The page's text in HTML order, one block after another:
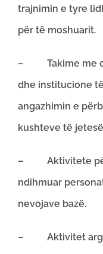
trajnimin e tyre
për të moshuarit.
– Takime me
dhe institucione
angazhimin e
kushteve të
– Aktivitete për
ndihmuar
nevojave bazë.
– Aktivitet